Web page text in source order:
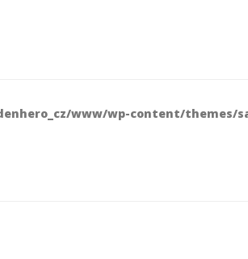
www/wp-content/themes/